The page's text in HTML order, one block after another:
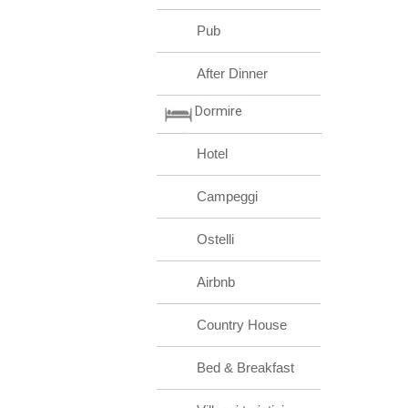
Pub
After Dinner
Dormire
Hotel
Campeggi
Ostelli
Airbnb
Country House
Bed & Breakfast